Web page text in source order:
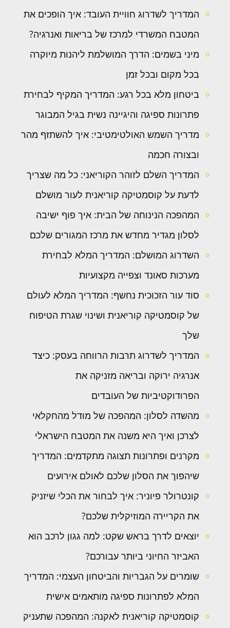
המדריך לשדרוג חוויית העובד: איך הופכים את
המטבח המשרדי למרכז של בריאות ואנרגיה?
מיני בשמים: הדרך המושלמת ליהנות מיוקרה
בכל מקום ובכל זמן
ביטחון מלא בכל רגע: המדריך המקיף לבחירת
פתרונות ספיגה והיגיינה נשית בגיל המבוגר
מדריך השמש האולטימטיבי: איך להשתזף מהר
ובצורה חכמה
המדריך השלם לזוהר הקוריאני: כל מה שצריך
לדעת על קוסמטיקה קוריאנית לעור מושלם
המהפכה הנינוחה של הבית: איך פוף ישיבה
לסלון מגדיר מחדש את מרכז המגורים שלכם
השדרוג המושלם: המדריך המלא לבחירת
מערכות סאונד וצפייה מקצועיות
סוד עור הזכוכית נחשף: המדריך המלא לעולם
של קוסמטיקה קוריאנית ושינוי שגרת הטיפוח
שלך
המדריך לשדרוג תרבות הרווחה בעסק: כיצד
אנרגיה ירוקה ובריאה מזניקה את
הפרודוקטיביות של העובדים
מהשדה לסלון: המהפכה של מודל מהחקלאי
לצרכן ואיך היא משנה את המטבח הישראלי
מקרנים ופתרונות תצוגה מתקדמים: המדריך
שיהפוך את הסלון שלכם לאולם אירועים
קונטרולר פיוניר: איך לבחור את הכלי שיזניק
את הקריירה המוזיקלית שלכם?
יוצאים לדרך בראש שקט: למה גגון לרכב הוא
האביזר החיוני ביותר עבורכם?
שומרים על הגבריות והביטחון העצמי: המדריך
המלא לפתרונות ספיגה מותאמים אישית
קוסמטיקה קוריאנית לאקנה: המהפכה שתעניק